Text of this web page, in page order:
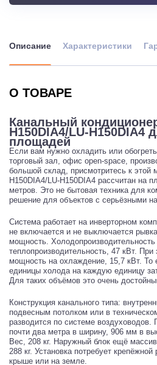
Описание Характеристики
О ТОВАРЕ
Канальный
H150DIA4/LU-H150DIA4
площадей
Если вам нужно охладить или
торговый зал, офис open-space,
большой склад, присмотритесь к этой
H150DIA4/LU-H150DIA4 рассчитан на
метров. Это не бытовая техника для
решение для объектов с серьёзными
Система работает на инверторном
не включается и не выключается
мощность. Холодопроизводительность
теплопроизводительность, 47 кВт.
мощность на охлаждение, 15,7 кВт. То
единицы холода на каждую единицу
Для таких объёмов это очень
Конструкция канального типа:
подвесным потолком или в
разводится по системе воздуховодов.
почти два метра в ширину, 906 мм в
Вес, 208 кг. Наружный блок ещё
288 кг. Установка потребует
крыше или на земле.